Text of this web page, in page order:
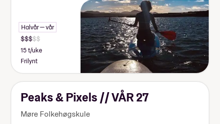
Halvår — vår
15 t/uke
Frilynt
Peaks & Pixels // VÅR 27
Møre Folkehøgskule